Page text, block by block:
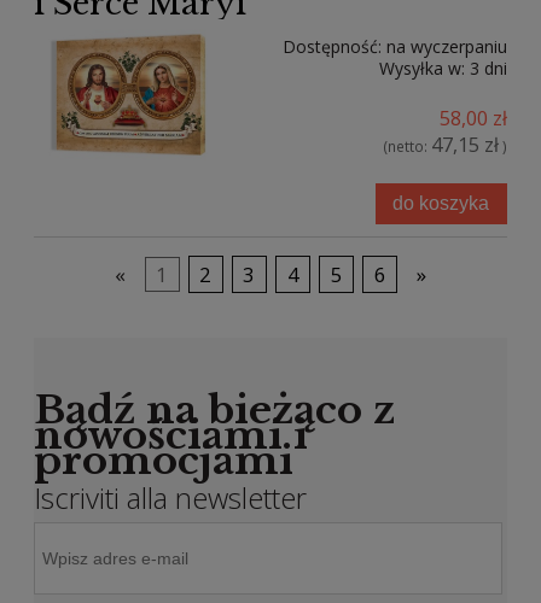
Dostępność: na wyczerpaniu
Wysyłka w: 3 dni
58,00 zł
(netto: 47,15 zł)
do koszyka
« 1 2 3 4 5 6 »
Bądź na bieżąco z
nowościami i
promocjami
Iscriviti alla newsletter